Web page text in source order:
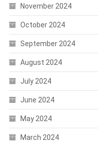
November 2024
October 2024
September 2024
August 2024
July 2024
June 2024
May 2024
March 2024